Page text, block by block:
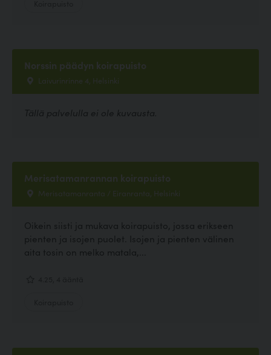
Norssin päädyn koirapuisto
Laivurinrinne 4, Helsinki
Tällä palvelulla ei ole kuvausta.
Merisatamanrannan koirapuisto
Merisatamanranta / Eiranranta, Helsinki
Oikein siisti ja mukava koirapuisto, jossa erikseen
pienten ja isojen puolet. Isojen ja pienten välinen
aita tosin on melko matala,...